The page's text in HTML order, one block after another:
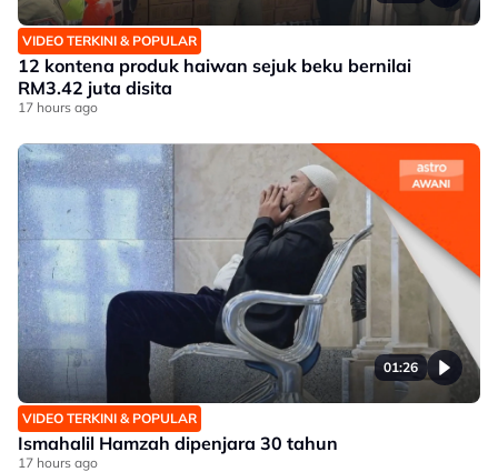
VIDEO TERKINI & POPULAR
12 kontena produk haiwan sejuk beku bernilai
RM3.42 juta disita
17 hours ago
01:26
VIDEO TERKINI & POPULAR
Ismahalil Hamzah dipenjara 30 tahun
17 hours ago